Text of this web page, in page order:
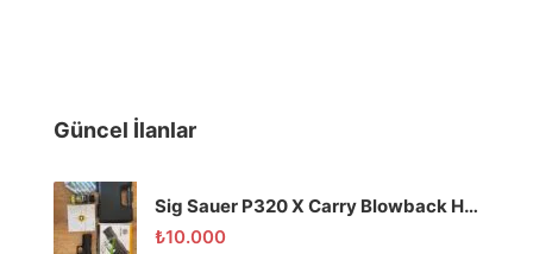
Güncel İlanlar
Sig Sauer P320 X Carry Blowback Havalı Tabanca
₺10.000